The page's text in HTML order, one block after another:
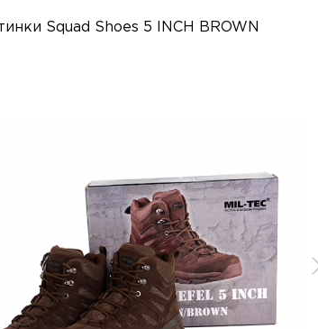
Squad Shoes 5 INCH BROWN